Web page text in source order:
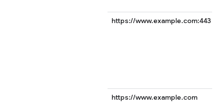
https://www.example.com:443
https://www.example.com